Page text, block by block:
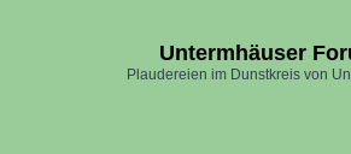
Untermhäuser
Plaudereien im Dunstkreis von